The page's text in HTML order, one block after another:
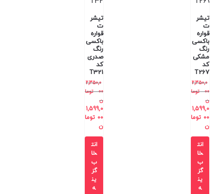
تیشر
ت
قواره
باکسی
رنگ
مشکی
کد
T267
2,350,0
00
توما
ن
1,599,0
00 توما
ن
انت
خا
ب
گز
ین
ه
تیشر
ت
قواره
باکسی
رنگ
صدری
کد
T321
2,350,0
00
توما
ن
1,599,0
00 توما
ن
انت
خا
ب
گز
ین
ه